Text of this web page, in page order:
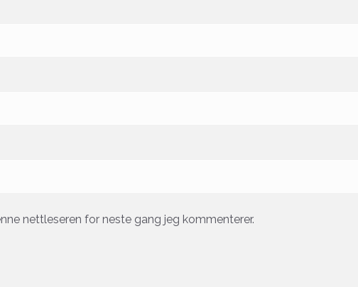
nettleseren for neste gang jeg kommenterer.